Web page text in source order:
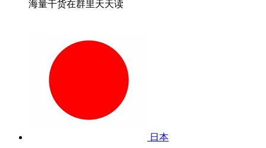
海量干货在群里天天读
日本